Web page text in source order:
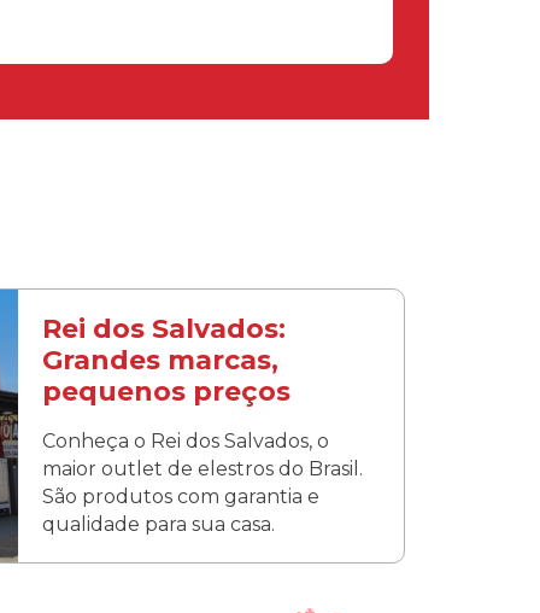
Rei dos Salvados:
Grandes marcas,
pequenos preços
Conheça o Rei dos Salvados, o
maior outlet de elestros do Brasil.
São produtos com garantia e
qualidade para sua casa.